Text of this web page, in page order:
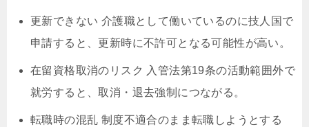
更新できない 介護職として働いているのに技人国で
申請すると、更新時に不許可となる可能性が高い。
在留資格取消のリスク 入管法第19条の活動範囲外で
就労すると、取消・退去強制につながる。
転職時の混乱 制度不適合のまま転職しようとする